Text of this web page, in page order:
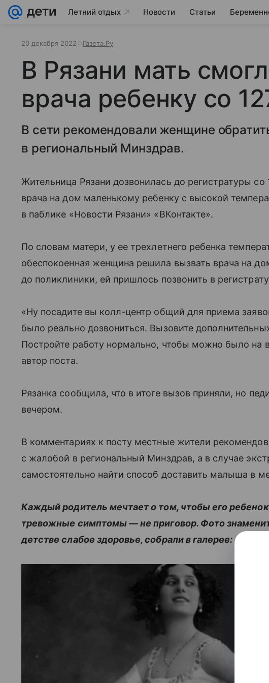
Летний отдых Новости Статьи
20 декабря 2022 Газета.Ру
В Рязани мать
врача ребенку со
В сети рекомендовали женщине
в региональный Минздрав.
Жительница Рязани дозвонилась до регистратуры со
врача на дом маленькому ребенку с высокой
в паблике «Новости Рязани» «ВКонтакте».
По словам матери, у ее трехлетнего ребенка
обеспокоенная женщина решила вызвать врача на
до поликлиники, ей пришлось позвонить в
«Ну посадите вы колл-центр общий для приема
было реально дозвониться. Вызовите
Постройте работу нормально, чтобы можно было на
автор поста.
Рязанка сообщила, что в итоге вызов приняли, но
вечером.
В комментариях к посту местные жители
с жалобой в региональный Минздрав, а в случае
самостоятельно найти способ доставить малыша в
Каждый родитель мечтает о том, чтобы его
тревожные симптомы — не приговор. Фото
детстве слабое здоровье, собрали в галерее: